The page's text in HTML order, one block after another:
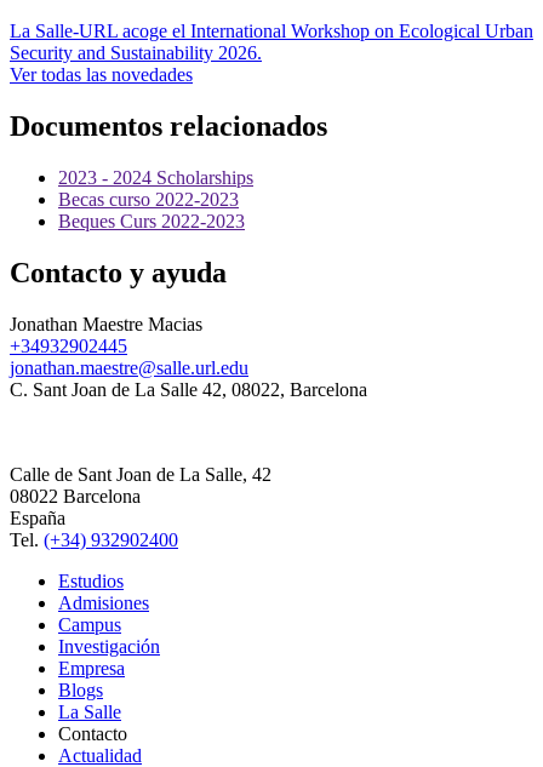
La Salle-URL acoge el International Workshop on Ecological Urban
Security and Sustainability 2026.
Ver todas las novedades
Documentos relacionados
2023 - 2024 Scholarships
Becas curso 2022-2023
Beques Curs 2022-2023
Contacto y ayuda
Jonathan Maestre Macias
+34932902445
jonathan.maestre@salle.url.edu
C. Sant Joan de La Salle 42, 08022, Barcelona
Calle de Sant Joan de La Salle, 42
08022 Barcelona
España
Tel. (+34) 932902400
Estudios
Admisiones
Campus
Investigación
Empresa
Blogs
La Salle
Contacto
Actualidad